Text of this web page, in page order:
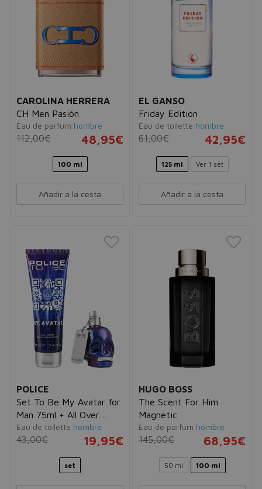
CAROLINA HERRERA
CH Men Pasión
Eau de parfum hombre
112,00€ 48,95€
100 ml
Añadir a la cesta
EL GANSO
Friday Edition
Eau de toilette hombre
61,00€ 42,95€
125 ml Ver 1 set
Añadir a la cesta
POLICE
Set To Be My Avatar for
Man 75ml + All Over
Body Shampoo 100ml
Eau de toilette hombre
43,00€ 19,95€
set
HUGO BOSS
The Scent For Him
Magnetic
Eau de parfum hombre
145,00€ 68,95€
50 ml 100 ml